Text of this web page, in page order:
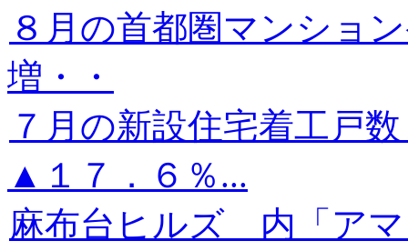
８月の首都圏マンショ
増・・
７月の新設住宅着工戸
▲１７．６％...
麻布台ヒルズ 内「ア